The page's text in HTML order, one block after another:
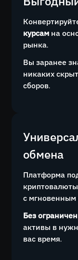
курсам на
рынка.
Вы заранее
никаких
сборов.
обмена
Платформа
с мгновенным
Без
активы в
вас время.